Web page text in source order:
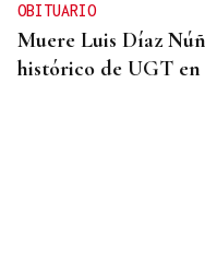
OBITUARIO
Muere Luis Díaz
histórico de UGT en